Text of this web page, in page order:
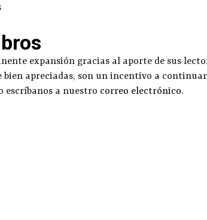
expansión gracias al aporte de sus
bien apreciadas, son un incentivo a
escríbanos a nuestro correo electrónico.